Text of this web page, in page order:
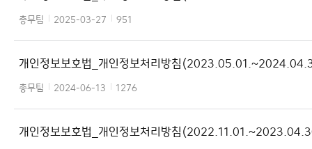
총무팀 2025-03-27 951
개인정보보호법_개인정보처리방침
총무팀 2024-06-13 1276
개인정보보호법_개인정보처리방침